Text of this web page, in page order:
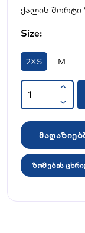
ქალის შორტი
Size:
2XS M
ზომების